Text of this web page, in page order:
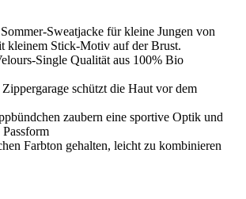
Sweatjacke für kleine Jungen von
kleinem Stick-Motiv auf der Brust.
Single Qualität aus 100% Bio
schützt die Haut vor dem
zaubern eine sportive Optik und
Farbton gehalten, leicht zu kombinieren